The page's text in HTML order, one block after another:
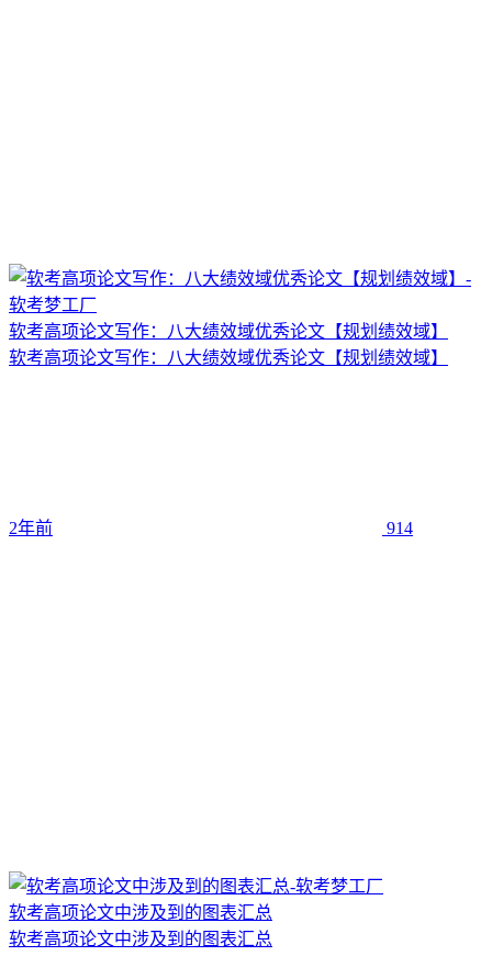
软考高项论文写作：八大绩效域优秀论文【规划绩效域】
软考高项论文写作：八大绩效域优秀论文【规划绩效域】
2年前 914
软考高项论文中涉及到的图表汇总
软考高项论文中涉及到的图表汇总